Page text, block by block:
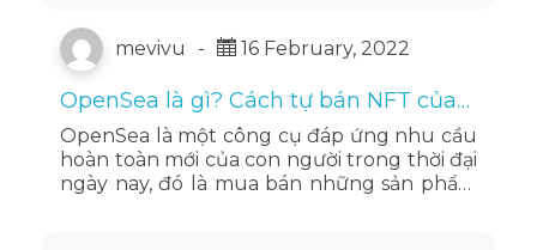
mevivu - 16 February, 2022
OpenSea là gì? Cách tự bán NFT của
riêng bạn trên OpenSea
OpenSea là một công cụ đáp ứng nhu cầu
hoàn toàn mới của con người trong thời đại
ngày nay, đó là mua bán những sản phẩm